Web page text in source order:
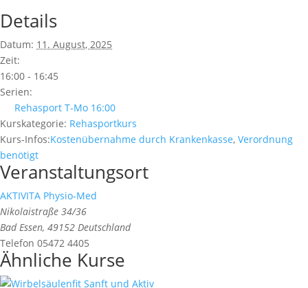
Details
Datum: 11. August, 2025
Zeit:
16:00 - 16:45
Serien:
Rehasport T-Mo 16:00
Kurskategorie: Rehasportkurs
Kurs-Infos:Kostenübernahme durch Krankenkasse, Verordnung
benötigt
Veranstaltungsort
AKTIVITA Physio-Med
Nikolaistraße 34/36
Bad Essen, 49152 Deutschland
Telefon 05472 4405
Ähnliche Kurse